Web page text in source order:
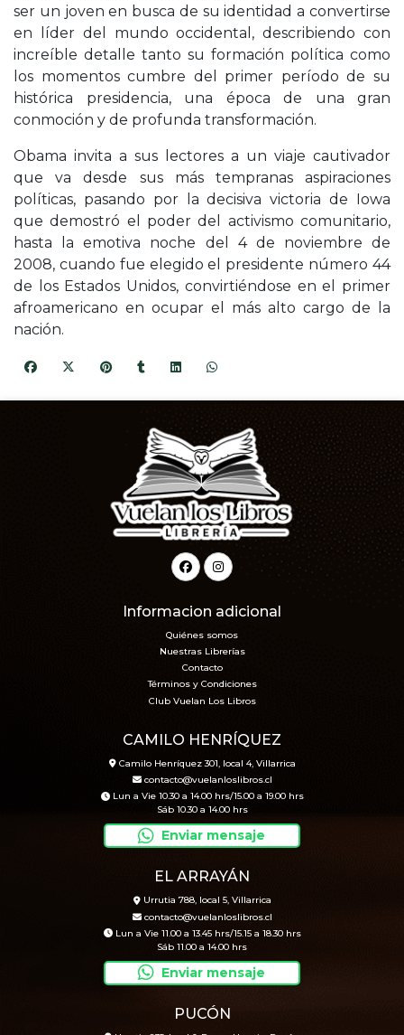
ser un joven en busca de su identidad a convertirse
en líder del mundo occidental, describiendo con
increíble detalle tanto su formación política como
los momentos cumbre del primer período de su
histórica presidencia, una época de una gran
conmoción y de profunda transformación.
Obama invita a sus lectores a un viaje cautivador
que va desde sus más tempranas aspiraciones
políticas, pasando por la decisiva victoria de Iowa
que demostró el poder del activismo comunitario,
hasta la emotiva noche del 4 de noviembre de
2008, cuando fue elegido el presidente número 44
de los Estados Unidos, convirtiéndose en el primer
afroamericano en ocupar el más alto cargo de la
nación.
Informacion adicional
Quiénes somos
Nuestras Librerías
Contacto
Términos y Condiciones
Club Vuelan Los Libros
CAMILO HENRÍQUEZ
Camilo Henríquez 301, local 4, Villarrica
contacto@vuelanloslibros.cl
Lun a Vie 10.30 a 14.00 hrs/15.00 a 19.00 hrs
Sáb 10.30 a 14.00 hrs
Enviar mensaje
EL ARRAYÁN
Urrutia 788, local 5, Villarrica
contacto@vuelanloslibros.cl
Lun a Vie 11.00 a 13.45 hrs/15.15 a 18.30 hrs
Sáb 11.00 a 14.00 hrs
Enviar mensaje
PUCÓN